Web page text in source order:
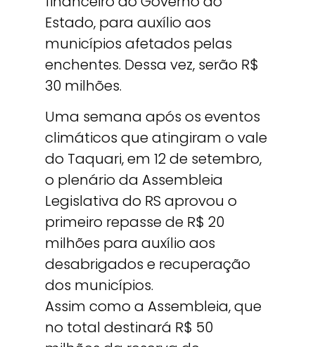
Estado, para auxílio aos
municípios afetados pelas
enchentes. Dessa vez, serão R$
30 milhões.
Uma semana após os eventos
climáticos que atingiram o vale
do Taquari, em 12 de setembro,
o plenário da Assembleia
Legislativa do RS aprovou o
primeiro repasse de R$ 20
milhões para auxílio aos
desabrigados e recuperação
dos municípios.
Assim como a Assembleia, que
no total destinará R$ 50